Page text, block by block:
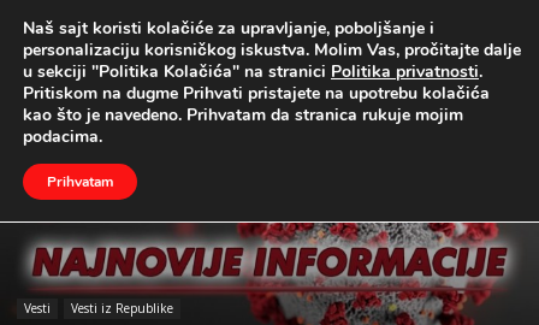
UŽIVO
Naslovna Vesti Vesti iz Republike
Vesti Vesti iz Republike
Naš sajt koristi kolačiće za upravljanje, poboljšanje i
personalizaciju korisničkog iskustva. Molim Vas, pročitajte dalje
u sekciji "Politika Kolačića" na stranici Politika privatnosti.
Pritiskom na dugme Prihvati pristajete na upotrebu kolačića
kao što je navedeno. Prihvatam da stranica rukuje mojim
podacima.
Prihvatam